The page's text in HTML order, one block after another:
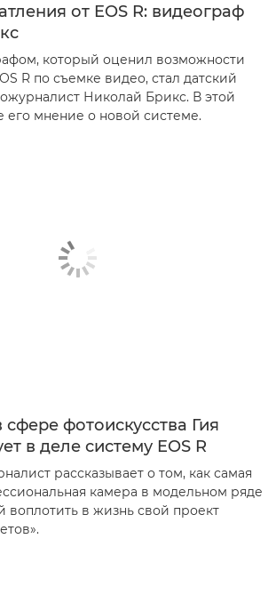
от EOS R: видеограф
который оценил возможности
R по съемке видео, стал датский
Николай Брикс. В этой
его мнение о новой системе.
фотоискусства Гия
в деле систему EOS R
рассказывает о том, как самая
камера в модельном ряде
воплотить в жизнь свой проект